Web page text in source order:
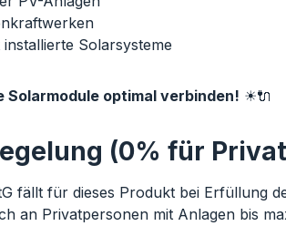
Solarsysteme
optimal verbinden! ☀🔌
(0% für
fällt für dieses Produkt bei Erfüllung
an Privatpersonen mit Anlagen bis